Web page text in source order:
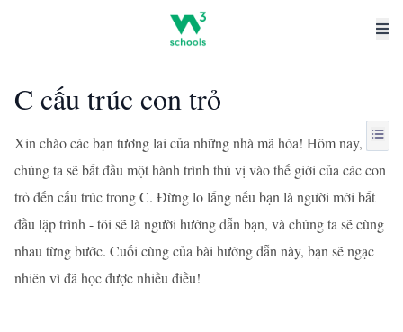
C cấu trúc con trỏ
Xin chào các bạn tương lai của những nhà mã hóa! Hôm nay,
chúng ta sẽ bắt đầu một hành trình thú vị vào thế giới của các con
trỏ đến cấu trúc trong C. Đừng lo lắng nếu bạn là người mới bắt
đầu lập trình - tôi sẽ là người hướng dẫn bạn, và chúng ta sẽ cùng
nhau từng bước. Cuối cùng của bài hướng dẫn này, bạn sẽ ngạc
nhiên vì đã học được nhiều điều!